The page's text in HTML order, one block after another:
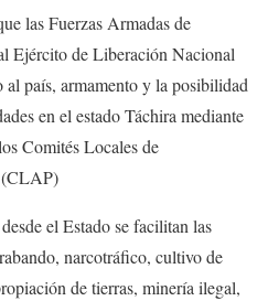
las Fuerzas Armadas de
Ejército de Liberación Nacional
país, armamento y la posibilidad
en el estado Táchira mediante
Comités Locales de
(CLAP)
el Estado se facilitan las
narcotráfico, cultivo de
de tierras, minería ilegal,